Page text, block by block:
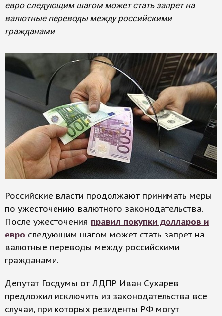
евро следующим шагом может стать запрет на
валютные переводы между российскими
гражданами
Российские власти продолжают принимать меры
по ужесточению валютного законодательства.
После ужесточения правил покупки долларов и
евро следующим шагом может стать запрет на
валютные переводы между российскими
гражданами.
Депутат Госдумы от ЛДПР Иван Сухарев
предложил исключить из законодательства все
случаи, при которых резиденты РФ могут